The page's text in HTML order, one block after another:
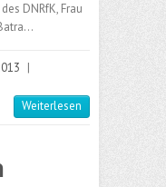
DNRfK, Frau
|
Weiterlesen